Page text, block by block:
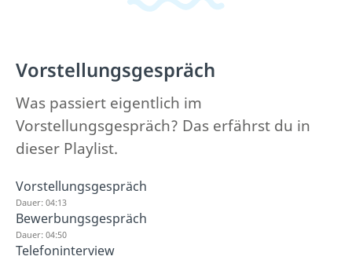
Vorstellungsgespräch
Was passiert eigentlich im
Vorstellungsgespräch? Das erfährst du in
dieser Playlist.
Vorstellungsgespräch
Dauer: 04:13
Bewerbungsgespräch
Dauer: 04:50
Telefoninterview